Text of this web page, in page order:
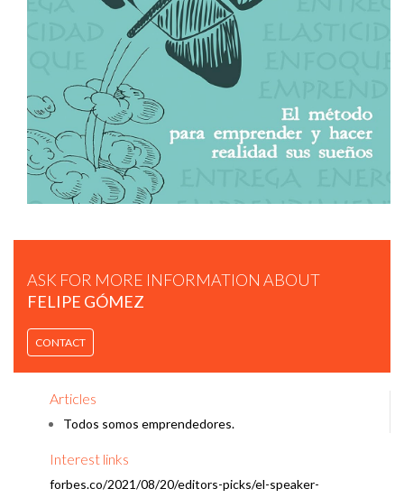
ASK FOR MORE INFORMATION ABOUT
FELIPE GÓMEZ
CONTACT
Articles
Todos somos emprendedores.
Interest links
forbes.co/2021/08/20/editors-picks/el-speaker-
FELIPE GÓMEZ | CUANDO EL TALENTO, LA ACTITUD Y LA
PASIÓN SE JUNTAN…
FELIPE GÓMEZ | SPEAKER REEL.